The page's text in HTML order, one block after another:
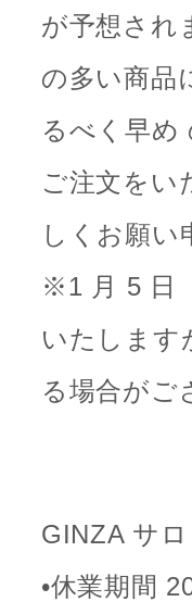
が予想され
の多い商品
るべく早め
ご注文をい
しくお願い
※1 月 5 日
いたします
る場合がご
GINZA サロ
•休業期間